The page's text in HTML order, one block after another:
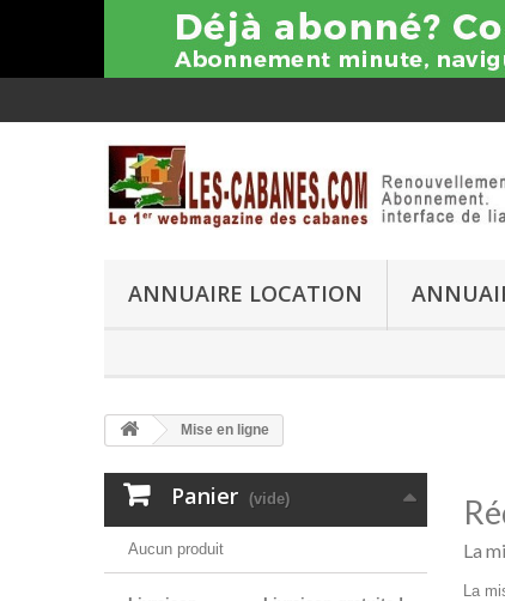
ANNUAIRE LOCATION
Mise en ligne
Panier (vide)
Aucun produit La
La